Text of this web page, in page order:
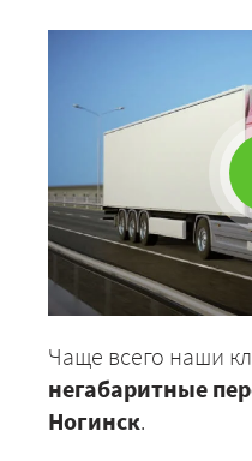
Чаще всего наши
негабаритные
Ногинск.